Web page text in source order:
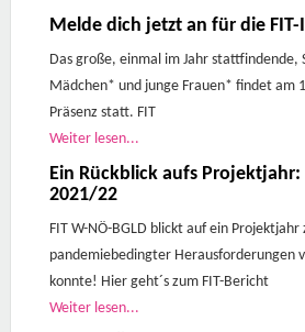
Melde dich jetzt an für die
Das große, einmal im Jahr stattfindende,
Mädchen* und junge Frauen* findet am
Präsenz statt. FIT
Weiter lesen...
Ein Rückblick aufs Projektjahr:
2021/22
FIT W-NÖ-BGLD blickt auf ein
pandemiebedingter Herausforderungen
konnte! Hier geht´s zum FIT-Bericht
Weiter lesen...